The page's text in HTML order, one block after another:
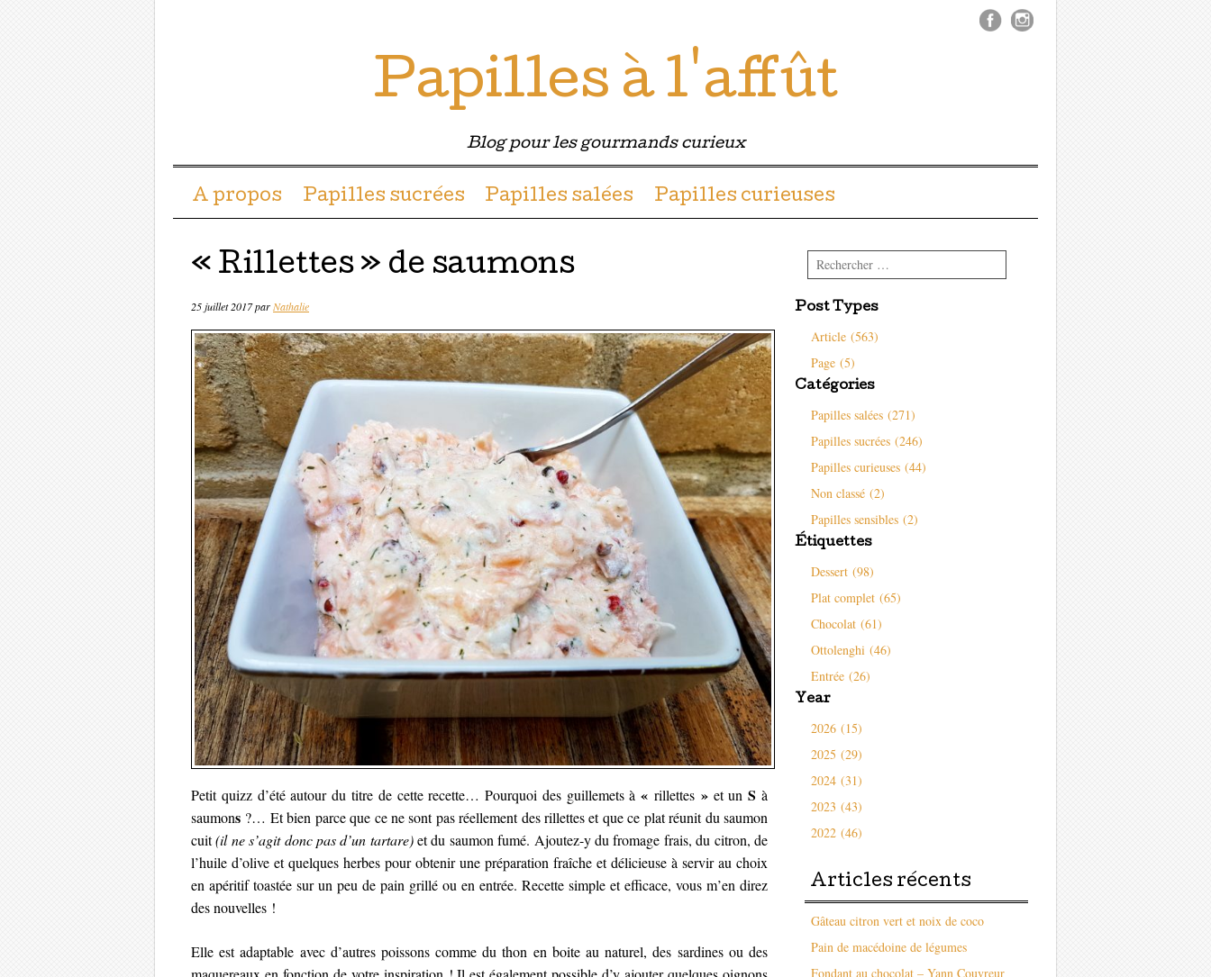
Papilles à l'affût
Blog pour les gourmands curieux
Menu ☰
Passer directement au contenu
A propos Papilles sucrées Papilles salées Papilles curieuses
« Rillettes » de saumons
25 juillet 2017parNathalie
Petit quizz d’été autour du titre de cette recette… Pourquoi des guillemets à« rillettes »et unS à
saumons ?… Et bien parce que ce ne sont pas réellement des rillettes et que ce plat réunit du saumon
cuit(il ne s’agit donc pas d’un tartare)et du saumon fumé. Ajoutez-y du fromage frais, du citron, de
l’huile d’olive et quelques herbes pour obtenir une préparation fraîche et délicieuse à servir au choix
en apéritif toastée sur un peu de pain grillé ou en entrée. Recette simple et efficace, vous m’en direz
des nouvelles !
Elle est adaptable avec d’autres poissons comme du thon en boite au naturel, des sardines ou des
Rechercher
Post Types
Article (563)
Page (5)
Catégories
Papilles salées (271)
Papilles sucrées (246)
Papilles curieuses (44)
Non classé (2)
Papilles sensibles (2)
Étiquettes
Dessert (98)
Plat complet (65)
Chocolat (61)
Ottolenghi (46)
Entrée (26)
Year
2026 (15)
2025 (29)
2024 (31)
2023 (43)
2022 (46)
Articles récents
Gâteau citron vert et noix de coco
Pain de macédoine de légumes
Fondant au chocolat – Yann Couvreur